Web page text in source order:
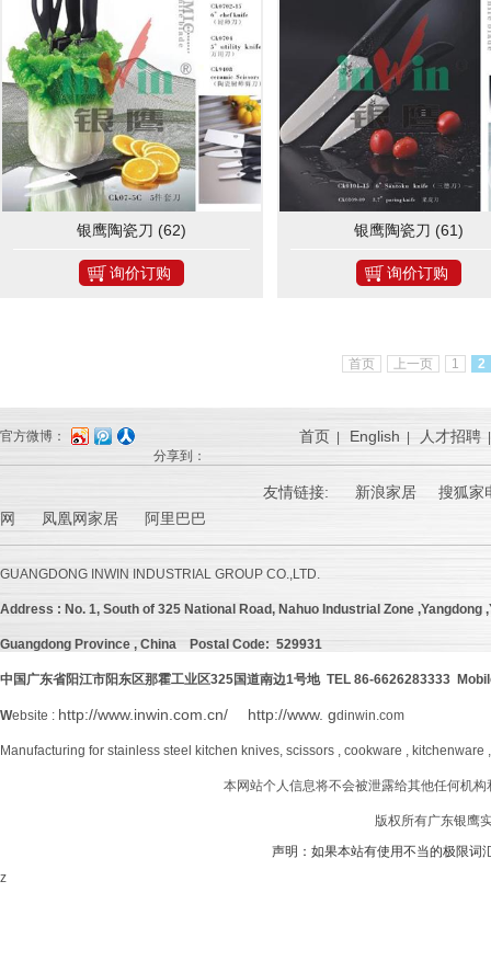
银鹰陶瓷刀 (62)
询价订购
银鹰陶瓷刀 (61)
询价订购
首页 上一页 1 2
官方微博：
分享到：
首页 English 人才招聘
友情链接: 新浪家居 搜狐家
网 凤凰网家居 阿里巴巴
GUANGDONG INWIN INDUSTRIAL GROUP CO.,LTD.
Address : No. 1, South of 325 National Road, Nahuo Industrial Zone ,Yangdong
Guangdong Province , China Postal Code: 529931
中国广东省阳江市阳东区那霍工业区325国道南边1号地 TEL 86-6626283333
Website : http://www.inwin.com.cn/ http://www. gdinwin.com
Manufacturing for stainless steel kitchen knives, scissors , cookware ,
本网站个人信息将不会被泄露给其他任何机
版权所有广东银鹰
声明：如果本站有使用不当的极限词
z